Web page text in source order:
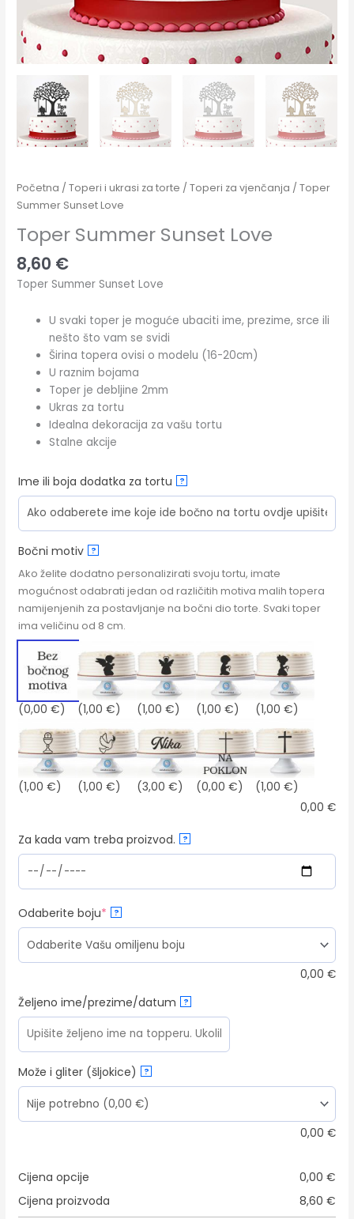
Početna /Toperi i ukrasi za torte /Toperi za vjenčanja / Toper
Summer Sunset Love
Toper Summer Sunset Love
8,60 €
Toper Summer Sunset Love
U svaki toper je moguće ubaciti ime, prezime, srce ili
nešto što vam se svidi
Širina topera ovisi o modelu (16-20cm)
U raznim bojama
Toper je debljine 2mm
Ukras za tortu
Idealna dekoracija za vašu tortu
Stalne akcije
Ime ili boja dodatka za tortu ?
Bočni motiv ?
Ako želite dodatno personalizirati svoju tortu, imate
mogućnost odabrati jedan od različitih motiva malih topera
namijenjenih za postavljanje na bočni dio torte. Svaki toper
ima veličinu od 8 cm.
(0,00 €) (1,00 €) (1,00 €) (1,00 €) (1,00 €)
(1,00 €) (1,00 €) (3,00 €) (0,00 €) (1,00 €)
0,00 €
Za kada vam treba proizvod. ?
Odaberite boju* (required)
?
0,00 €
Željeno ime/prezime/datum ?
Može i gliter (šljokice) ?
0,00 €
Cijena opcije 0,00 €
Cijena proizvoda
8,60 €